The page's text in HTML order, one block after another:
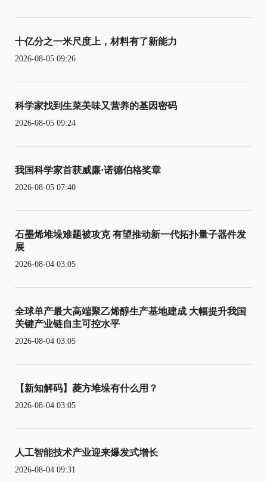
十亿分之一米尺度上，材料有了新能力
2026-08-05 09:26
科学家找到生菜美味又营养的基因密码
2026-08-05 09:24
我国科学家首获威廉·诺德伯格奖章
2026-08-05 07:40
石墨烯堆垛难题被攻克 有望推动新一代拓扑量子器件发
展
2026-08-04 03:05
全球单产最大高端聚乙烯醇生产基地建成 大幅提升我国
关键产业链自主可控水平
2026-08-04 03:05
【新知解码】菱方堆垛有什么用？
2026-08-04 03:05
人工智能技术产业迎来爆发式增长
2026-08-04 09:31